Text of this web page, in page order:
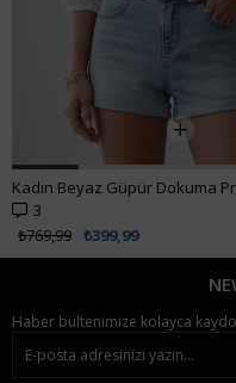
3
₺399,99
₺769,99
Haber bültenimize kolayca